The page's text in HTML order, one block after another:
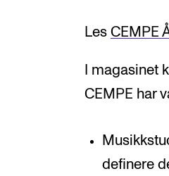
Les CEMPE
I magasinet
CEMPE har
definere